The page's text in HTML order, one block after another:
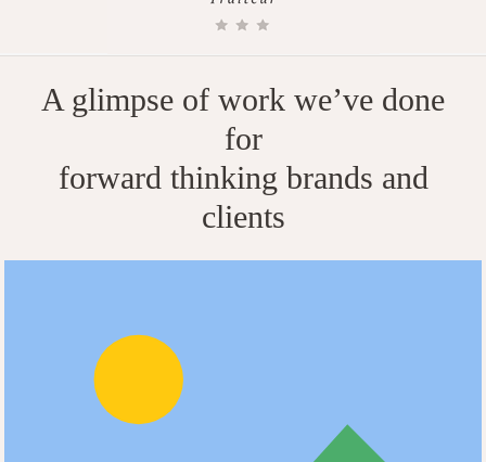
A glimpse of work we’ve done
for
forward thinking brands and
clients